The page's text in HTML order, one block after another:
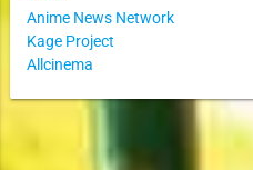
Anime News Network
Kage Project
Allcinema